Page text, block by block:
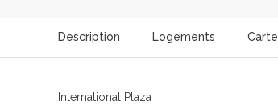
Description Logements Carte
International Plaza